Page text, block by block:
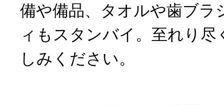
備や備品、タオルや歯ブラ
ィもスタンバイ。至れり
しみください。